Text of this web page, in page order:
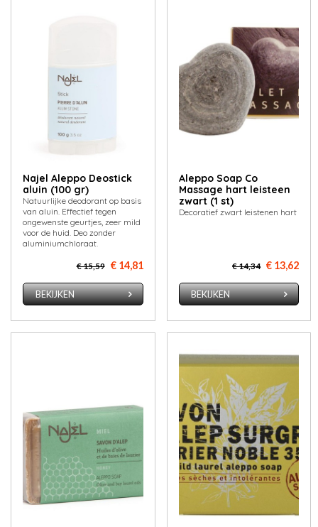
Najel Aleppo Deostick
aluin (100 gr)
Natuurlijke deodorant op basis
van aluin. Effectief tegen
ongewenste geurtjes, zeer mild
voor de huid. Deo zonder
aluminiumchloraat.
€ 15,59 € 14,81
BEKIJKEN
Aleppo Soap Co
Massage hart leisteen
zwart (1 st)
Decoratief zwart leistenen hart
€ 14,34 € 13,62
BEKIJKEN